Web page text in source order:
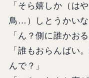
「そら嬉しか（は
鳥…）しとうかいな
「ん？側に誰かおる
「誰もおらんばい
んで？」